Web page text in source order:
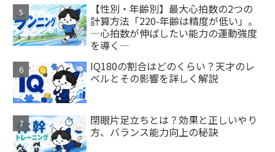
【性別・年齢別】最大心拍数の2つの
計算方法「220-年齢は精度が低い」。
―心拍数が伸ばしたい能力の運動強度
を導く―
IQ180の割合はどのくらい？天才のレ
ベルとその影響を詳しく解説
閉眼片足立ちとは？効果と正しいやり
方、バランス能力向上の秘訣